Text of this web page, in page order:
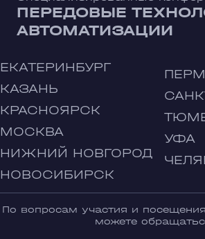
ПЕРЕДОВЫЕ
АВТОМАТИЗАЦИИ
ЕКАТЕРИНБУРГ
КАЗАНЬ
КРАСНОЯРСК
МОСКВА
НИЖНИЙ НОВГОРОД
НОВОСИБИРСК
УФА
По вопросам участия и
можете